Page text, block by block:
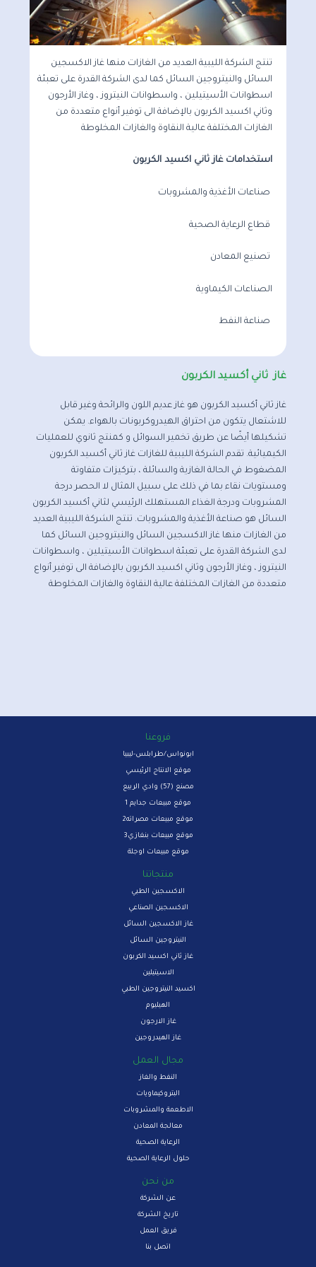
تنتج الشركة الليبية العديد من الغازات منها غاز الاكسجين
السائل والنيتروجين السائل كما لدى الشركة القدرة على تعبئة
اسطوانات الأسيتيلين ، واسطوانات النيتروز ، وغاز الأرجون
وثاني اكسيد الكربون بالإضافة الى توفير أنواع متعددة من
الغازات المختلفة عالية النقاوة والغازات المخلوطة
استخدامات غاز ثاني اكسيد الكربون
صناعات الأغذية والمشروبات
قطاع الرعاية الصحية
تصنيع المعادن
الصناعات الكيماوية
صناعة النفط
غاز ثاني أكسيد الكربون
غاز ثاني أكسيد الكربون هو غاز عديم اللون والرائحة وغير قابل
للاشتعال يتكون من احتراق الهيدروكربونات بالهواء. يمكن
تشكيلها أيضًا عن طريق تخمير السوائل و كمنتج ثانوي للعمليات
الكيميائية. تقدم الشركة الليبية للغازات غاز ثاني أكسيد الكربون
المضغوط في الحالة الغازية والسائلة ، بتركيزات متفاوتة
ومستويات نقاء بما في ذلك على سبيل المثال لا الحصر درجة
المشروبات ودرجة الغذاء المستهلك الرئيسي لثاني أكسيد الكربون
السائل هو صناعة الأغذية والمشروبات. تنتج الشركة الليبية العديد
من الغازات منها غاز الاكسجين السائل والنيتروجين السائل كما
لدى الشركة القدرة على تعبئة اسطوانات الأسيتيلين ، واسطوانات
النيتروز ، وغاز الأرجون وثاني اكسيد الكربون بالإضافة الى توفير أنواع
متعددة من الغازات المختلفة عالية النقاوة والغازات المخلوطة
فروعنا
ابونواس/طرابلس-ليبيا
موقع الانتاج الرئيسي
مصنع (57) وادي الربيع
موقع مبيعات جدايم 1
موقع مبيعات مصراته2
موقع مبيعات بنغازي3
موقع مبيعات اوجلة
منتجاتنا
الاكسجين الطبي
الاكسجين الصناعي
غاز الاكسجين السائل
النيتروجين السائل
غاز ثاني اكسيد الكربون
الاسيتيلين
اكسيد النيتروجين الطبي
الهيليوم
غاز الارجون
غاز الهيدروجين
مجال العمل
النفط والغاز
البتروكيماويات
الاطعمة والمشروبات
معالجة المعادن
الرعاية الصحية
حلول الرعاية الصحية
من نحن
عن الشركة
تاريخ الشركة
فريق العمل
اتصل بنا